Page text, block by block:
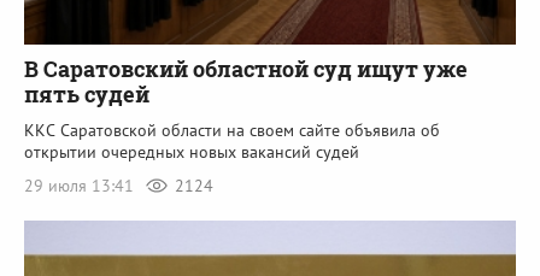
В Саратовский областной суд ищут уже
пять судей
ККС Саратовской области на своем сайте объявила об
открытии очередных новых вакансий судей
29 июля 13:41
2124